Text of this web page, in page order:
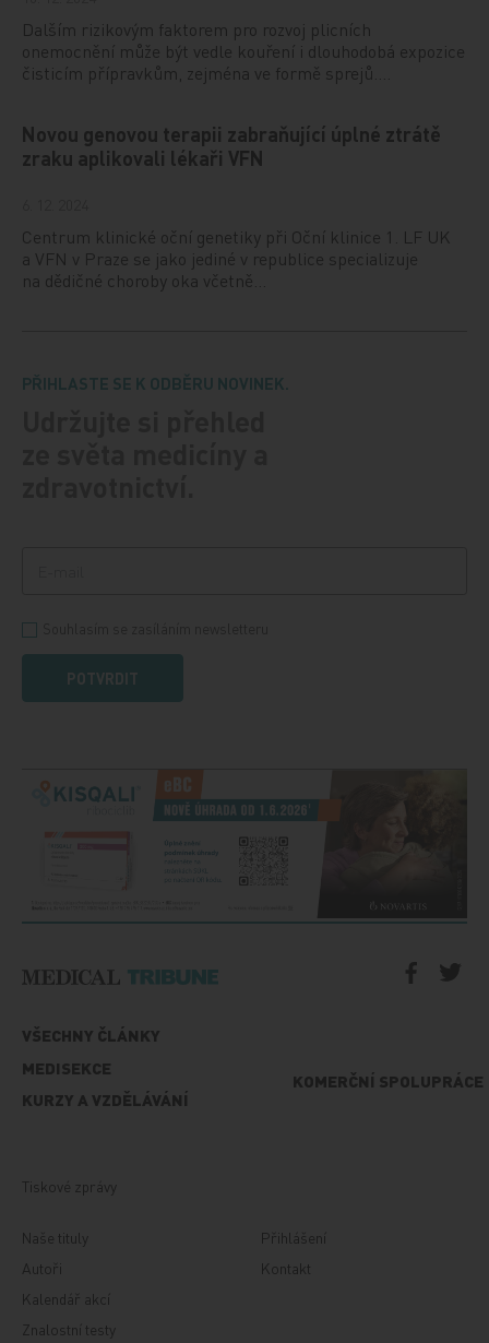
Dalším rizikovým faktorem pro rozvoj plicních
onemocnění může být vedle kouření i dlouhodobá expozice
čisticím přípravkům, zejména ve formě sprejů.…
Novou genovou terapii zabraňující úplné ztrátě
zraku aplikovali lékaři VFN
Centrum klinické oční genetiky při Oční klinice 1. LF UK
a VFN v Praze se jako jediné v republice specializuje
na dědičné choroby oka včetně…
PŘIHLASTE SE K ODBĚRU NOVINEK.
POTVRDIT
VŠECHNY ČLÁNKY
MEDISEKCE
KURZY A VZDĚLÁVÁNÍ
KOMERČNÍ SPOLUPRÁCE
Tiskové zprávy
Naše tituly
Autoři
Kalendář akcí
Znalostní testy
Přihlášení
Kontakt